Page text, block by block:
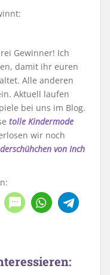
Gewinner! Ich
damit ihr euren
Alle anderen
Aktuell laufen
bei uns im Blog.
tolle Kindermode
wir noch
von Inch